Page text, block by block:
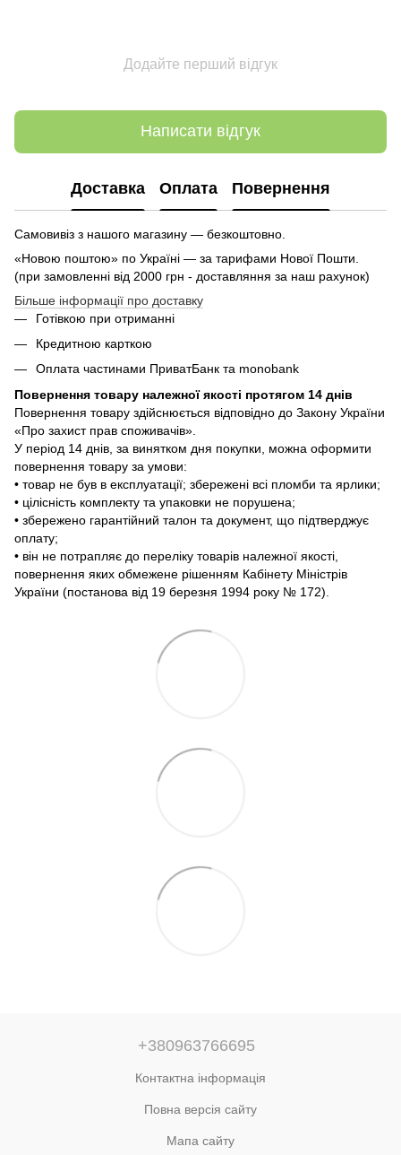
Додайте перший відгук
Написати відгук
Доставка Оплата Повернення
Самовивіз з нашого магазину — безкоштовно.
«Новою поштою» по Україні — за тарифами Нової Пошти.
(при замовленні від 2000 грн - доставляння за наш рахунок)
Більше інформації про доставку
Готівкою при отриманні
Кредитною карткою
Оплата частинами ПриватБанк та monobank
Повернення товару належної якості протягом 14 днів
Повернення товару здійснюється відповідно до Закону України
«Про захист прав споживачів».
У період 14 днів, за винятком дня покупки, можна оформити
повернення товару за умови:
• товар не був в експлуатації; збережені всі пломби та ярлики;
• цілісність комплекту та упаковки не порушена;
• збережено гарантійний талон та документ, що підтверджує
оплату;
• він не потрапляє до переліку товарів належної якості,
повернення яких обмежене рішенням Кабінету Міністрів
України (постанова від 19 березня 1994 року № 172).
+380963766695
Контактна інформація
Повна версія сайту
Мапа сайту